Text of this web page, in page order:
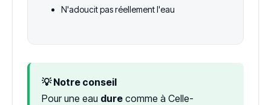
N'adoucit pas réellement l'eau
💡 Notre conseil
Pour une eau dure comme à Celle-